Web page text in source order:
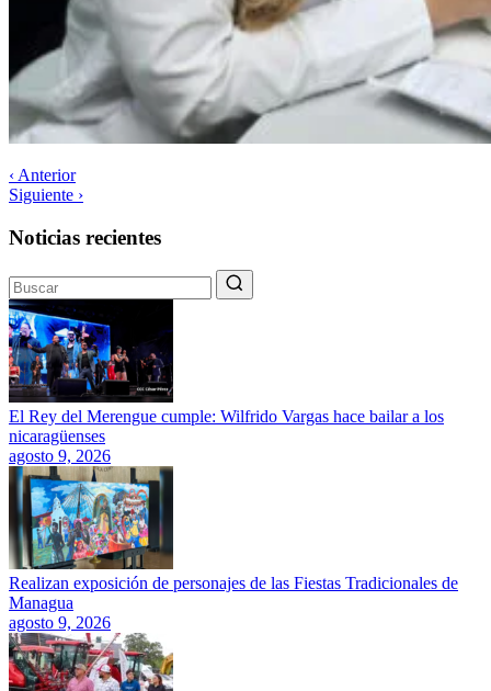
‹ Anterior
Siguiente ›
Noticias recientes
El Rey del Merengue cumple: Wilfrido Vargas hace bailar a los
nicaragüenses
agosto 9, 2026
Realizan exposición de personajes de las Fiestas Tradicionales de
Managua
agosto 9, 2026